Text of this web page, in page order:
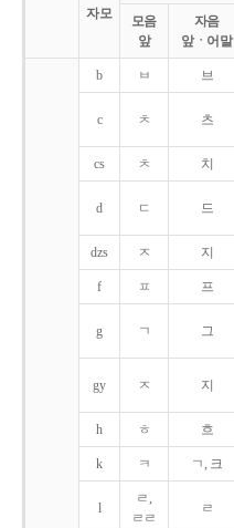
자모
모음
앞
자음
앞ㆍ어말
b ㅂ 브
c ㅊ 츠
cs ㅊ 치
d ㄷ 드
dzs ㅈ 지
f ㅍ 프
g ㄱ 그
gy ㅈ 지
h ㅎ 흐
k ㅋ ㄱ, 크
l
ㄹ,
ㄹㄹ
ㄹ